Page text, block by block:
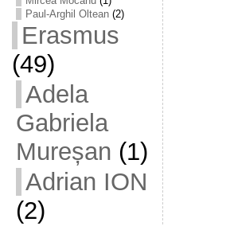
Paul-Arghil Oltean(2)
Erasmus
(49)
Adela
Gabriela
Mureșan (1)
Adrian ION
(2)